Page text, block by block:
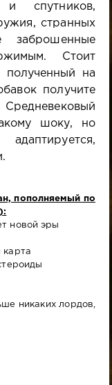
и спутников,
странных
Стоит
полученный на
получите
шоку, но
пополняемый по
новой эры
карта
никаких лордов,